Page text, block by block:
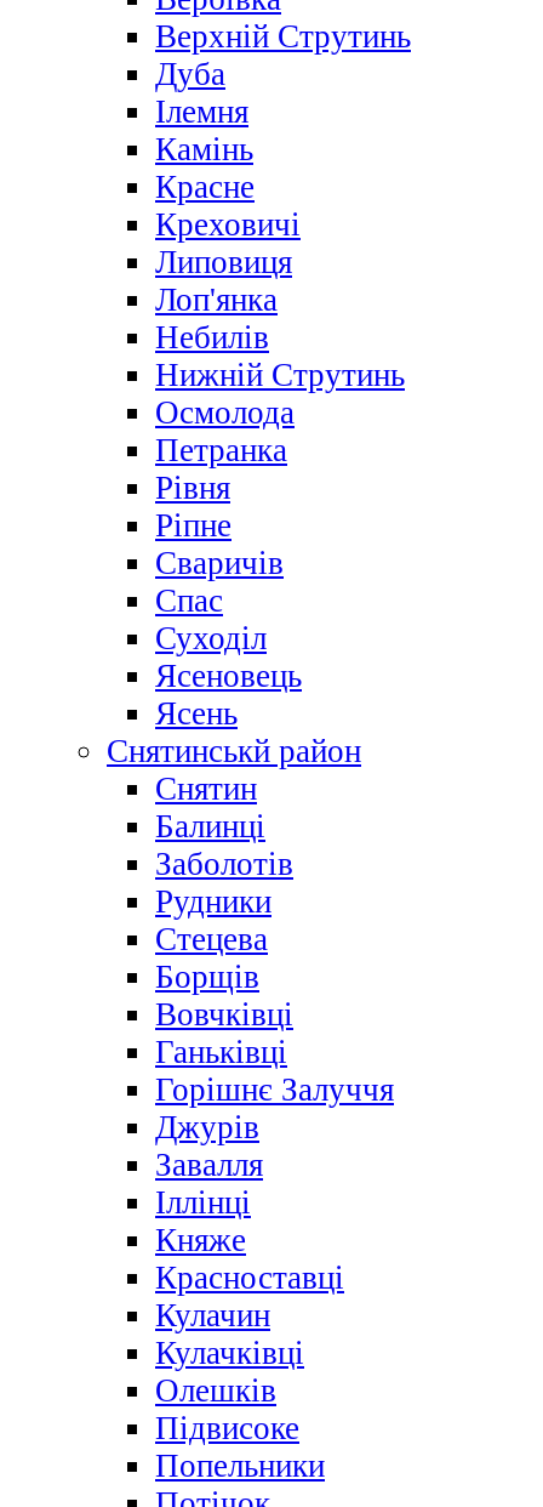
Верхній Струтинь
Дуба
Ілемня
Камінь
Красне
Креховичі
Липовиця
Лоп'янка
Небилів
Нижній Струтинь
Осмолода
Петранка
Рівня
Ріпне
Сваричів
Спас
Суходіл
Ясеновець
Ясень
Снятинськй район
Снятин
Балинці
Заболотів
Рудники
Стецева
Борщів
Вовчківці
Ганьківці
Горішнє Залуччя
Джурів
Завалля
Іллінці
Княже
Красноставці
Кулачин
Кулачківці
Олешків
Підвисоке
Попельники